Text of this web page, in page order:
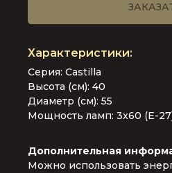
Дополнительная
Можно использовать
Серия: Castilla
Высота (см): 40
Диаметр (см): 55
Мощность ламп: 3x60 (E-